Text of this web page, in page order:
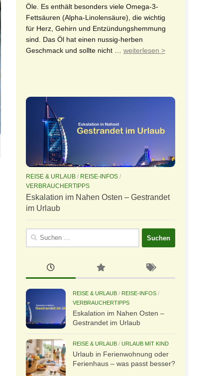
Öle. Es enthält besonders viele Omega-3-
Fettsäuren (Alpha-Linolensäure), die wichtig
für Herz, Gehirn und Entzündungshemmung
sind. Das Öl hat einen nussig-herben
Geschmack und sollte nicht … weiterlesen >
REISE & URLAUB / REISE-INFOS /
VERBRAUCHERTIPPS
Eskalation im Nahen Osten – Gestrandet
im Urlaub
Suchen
REISE & URLAUB / REISE-INFOS /
VERBRAUCHERTIPPS
Eskalation im Nahen Osten –
Gestrandet im Urlaub
REISE & URLAUB / URLAUB MIT KIND
Urlaub in Ferienwohnung oder
Ferienhaus – was passt besser?